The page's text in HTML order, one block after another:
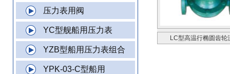
压力表用阀
YC型舰船用压力表
YZB型船用压力表组合
YPK-03-C型船用
LC型高温行椭圆齿轮